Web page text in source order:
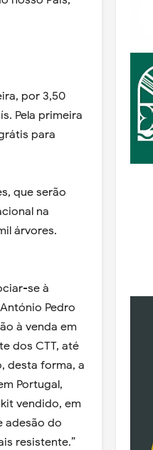
por 3,50
Pela primeira
para
que serão
na
árvores.
se à
Pedro
à venda em
dos CTT, até
desta forma, a
Portugal,
vendido, em
adesão do
resistente.”